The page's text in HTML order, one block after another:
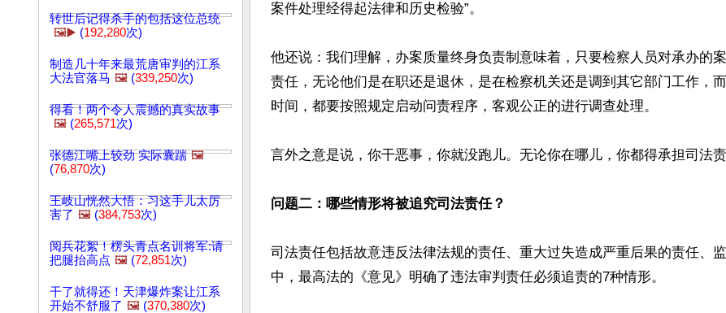
转世后记得杀手的包括这位总统
🖼️▶️ (192,280次)
制造几十年来最荒唐审判的江系
大法官落马 🖼️ (339,250次)
得看！两个令人震撼的真实故事
🖼️ (265,571次)
张德江嘴上较劲 实际囊踹 🖼️
(76,870次)
王岐山恍然大悟：习这手儿太厉
害了 🖼️ (384,753次)
阅兵花絮！楞头青点名训将军:请
把腿抬高点 🖼️ (72,851次)
干了就得还！天津爆炸案让江系
开始不舒服了 🖼️ (370,380次)
案件处理经得起法律和历史检验”。
他还说：我们理解，办案质量终身负责制意味着，只要检察人员对承办的
责任，无论他们是在职还是退休，是在检察机关还是调到其它部门工作，
时间，都要按照规定启动问责程序，客观公正的进行调查处理。
言外之意是说，你干恶事，你就没跑儿。无论你在哪儿，你都得承担司法责
问题二：哪些情形将被追究司法责任？
司法责任包括故意违反法律法规的责任、重大过失造成严重后果的责任、
中，最高法的《意见》明确了违法审判责任必须追责的7种情形。